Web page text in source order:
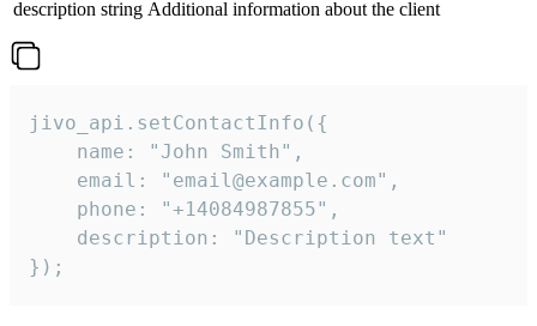
description string Additional information about the client
jivo_api.setContactInfo({
    name: "John Smith",
    email: "email@example.com",
    phone: "+14084987855",
    description: "Description text"
});